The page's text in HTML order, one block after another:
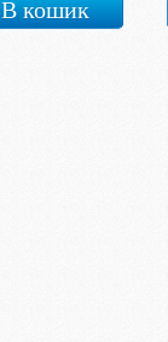
В кошик